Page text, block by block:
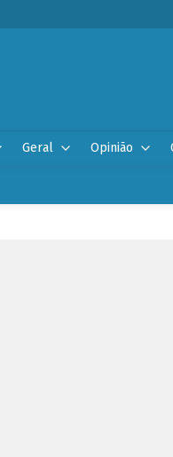
Geral Opinião